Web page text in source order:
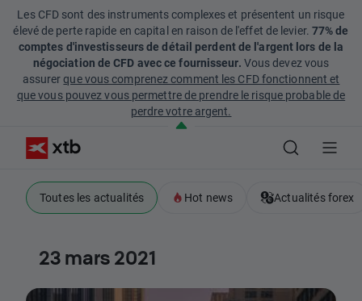
Les CFD sont des instruments complexes et présentent un risque
élevé de perte rapide en capital en raison de l'effet de levier. 77% de
comptes d'investisseurs de détail perdent de l'argent lors de la
négociation de CFD avec ce fournisseur. Vous devez vous
assurerque vous comprenez comment les CFD fonctionnent et
que vous pouvez vous permettre de prendre le risque probable de
perdre votre argent.
Toutes les actualités Hot news Actualités forex
23 mars 2021